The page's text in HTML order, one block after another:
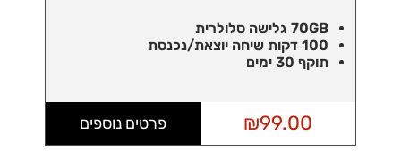
70GB גלישה סלולרית
100 דקות שיחה יוצאת/נכנסת
תוקף 30 ימים
₪99.00 פרטים נוספים